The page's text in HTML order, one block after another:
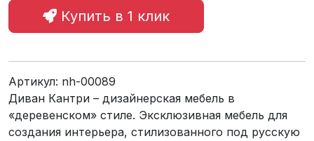
Купить в 1 клик
Артикул: nh-00089
Диван Кантри – дизайнерская мебель в
«деревенском» стиле. Эксклюзивная мебель для
создания интерьера, стилизованного под русскую